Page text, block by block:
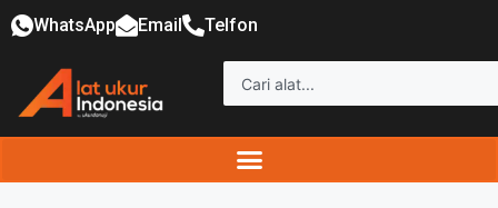
WhatsApp Email Telfon